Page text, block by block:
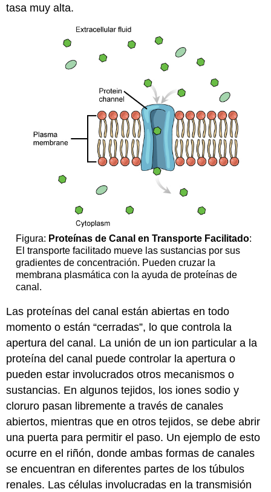
tasa muy alta.
Figura: Proteínas de Canal en Transporte Facilitado:
El transporte facilitado mueve las sustancias por sus
gradientes de concentración. Pueden cruzar la
membrana plasmática con la ayuda de proteínas de
canal.
Las proteínas del canal están abiertas en todo
momento o están “cerradas”, lo que controla la
apertura del canal. La unión de un ion particular a la
proteína del canal puede controlar la apertura o
pueden estar involucrados otros mecanismos o
sustancias. En algunos tejidos, los iones sodio y
cloruro pasan libremente a través de canales
abiertos, mientras que en otros tejidos, se debe abrir
una puerta para permitir el paso. Un ejemplo de esto
ocurre en el riñón, donde ambas formas de canales
se encuentran en diferentes partes de los túbulos
renales. Las células involucradas en la transmisión